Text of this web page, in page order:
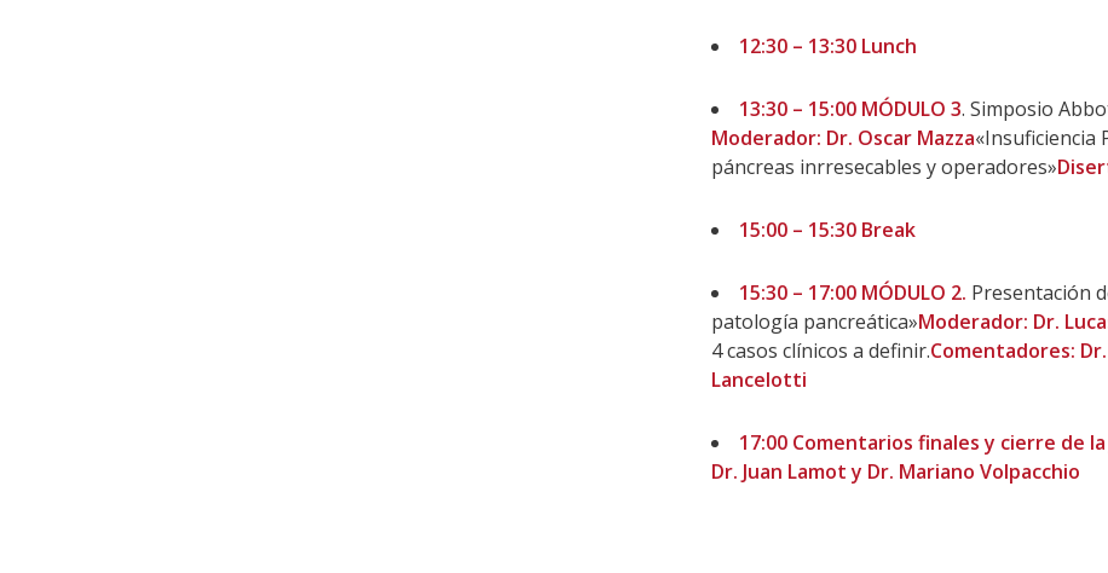
12:30 – 13:30 Lunch
13:30 – 15:00 MÓDULO 3. Simposio
Moderador: Dr. Oscar Mazza«Insuficiencia
páncreas inrresecables y operadores»
15:00 – 15:30 Break
15:30 – 17:00 MÓDULO 2. Presentación
patología pancreática»Moderador: Dr.
4 casos clínicos a definir.Comentadores:
Lancelotti
17:00 Comentarios finales y cierre de la
Dr. Juan Lamot y Dr. Mariano Volpacchio